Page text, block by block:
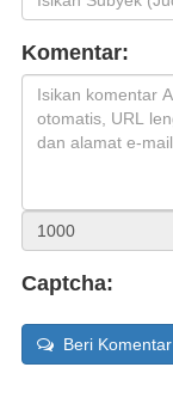
Komentar:
Captcha:
Beri Komentar